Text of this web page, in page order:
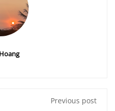
Previous post